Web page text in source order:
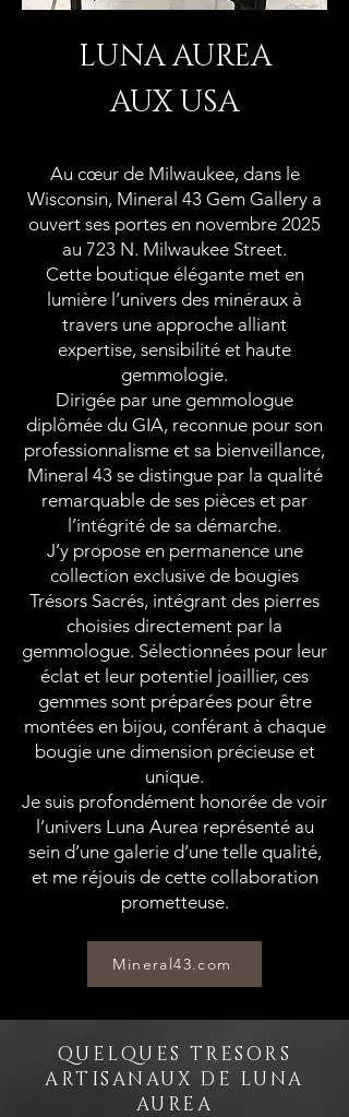
LUNA AUREA
AUX USA
Au cœur de Milwaukee, dans le
Wisconsin, Mineral 43 Gem Gallery a
ouvert ses portes en novembre 2025
au 723 N. Milwaukee Street.
Cette boutique élégante met en
lumière l’univers des minéraux à
travers une approche alliant
expertise, sensibilité et haute
gemmologie.
Dirigée par une gemmologue
diplômée du GIA, reconnue pour son
professionnalisme et sa bienveillance,
Mineral 43 se distingue par la qualité
remarquable de ses pièces et par
l’intégrité de sa démarche.
J’y propose en permanence une
collection exclusive de bougies
Trésors Sacrés, intégrant des pierres
choisies directement par la
gemmologue. Sélectionnées pour leur
éclat et leur potentiel joaillier, ces
gemmes sont préparées pour être
montées en bijou, conférant à chaque
bougie une dimension précieuse et
unique.
Je suis profondément honorée de voir
l’univers Luna Aurea représenté au
sein d’une galerie d’une telle qualité,
et me réjouis de cette collaboration
prometteuse.
Mineral43.com
QUELQUES TRESORS
ARTISANAUX DE LUNA
AUREA